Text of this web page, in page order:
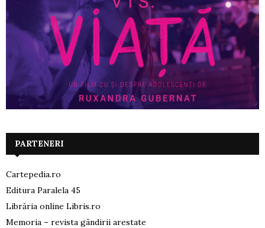
PARTENERI
Cartepedia.ro
Editura Paralela 45
Librăria online Libris.ro
Memoria – revista gândirii arestate